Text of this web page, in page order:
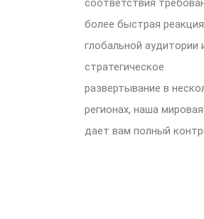
соответствия
более быстрая
глобальной аудитории
стратегическое
развертывание в
регионах, наша
дает вам полный